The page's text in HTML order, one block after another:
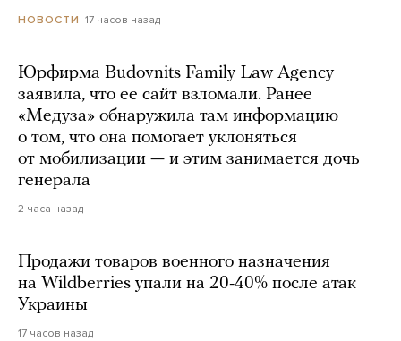
НОВОСТИ 17 часов назад
Юрфирма Budovnits Family Law Agency
заявила, что ее сайт взломали. Ранее
«Медуза» обнаружила там информацию
о том, что она помогает уклоняться
от мобилизации — и этим занимается дочь
генерала
2 часа назад
Продажи товаров военного назначения
на Wildberries упали на 20-40% после атак
Украины
17 часов назад